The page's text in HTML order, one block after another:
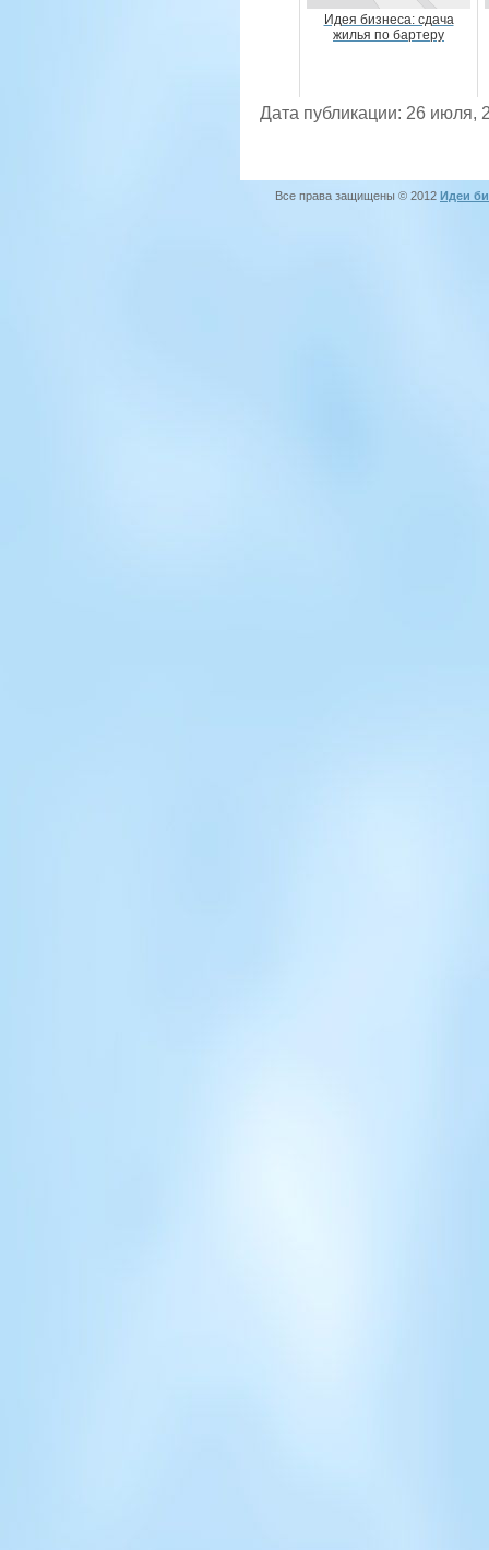
Идея бизнеса: сдача
жилья по бартеру
Дата публикации: 26 июля,
Все права защищены © 2012 Идеи